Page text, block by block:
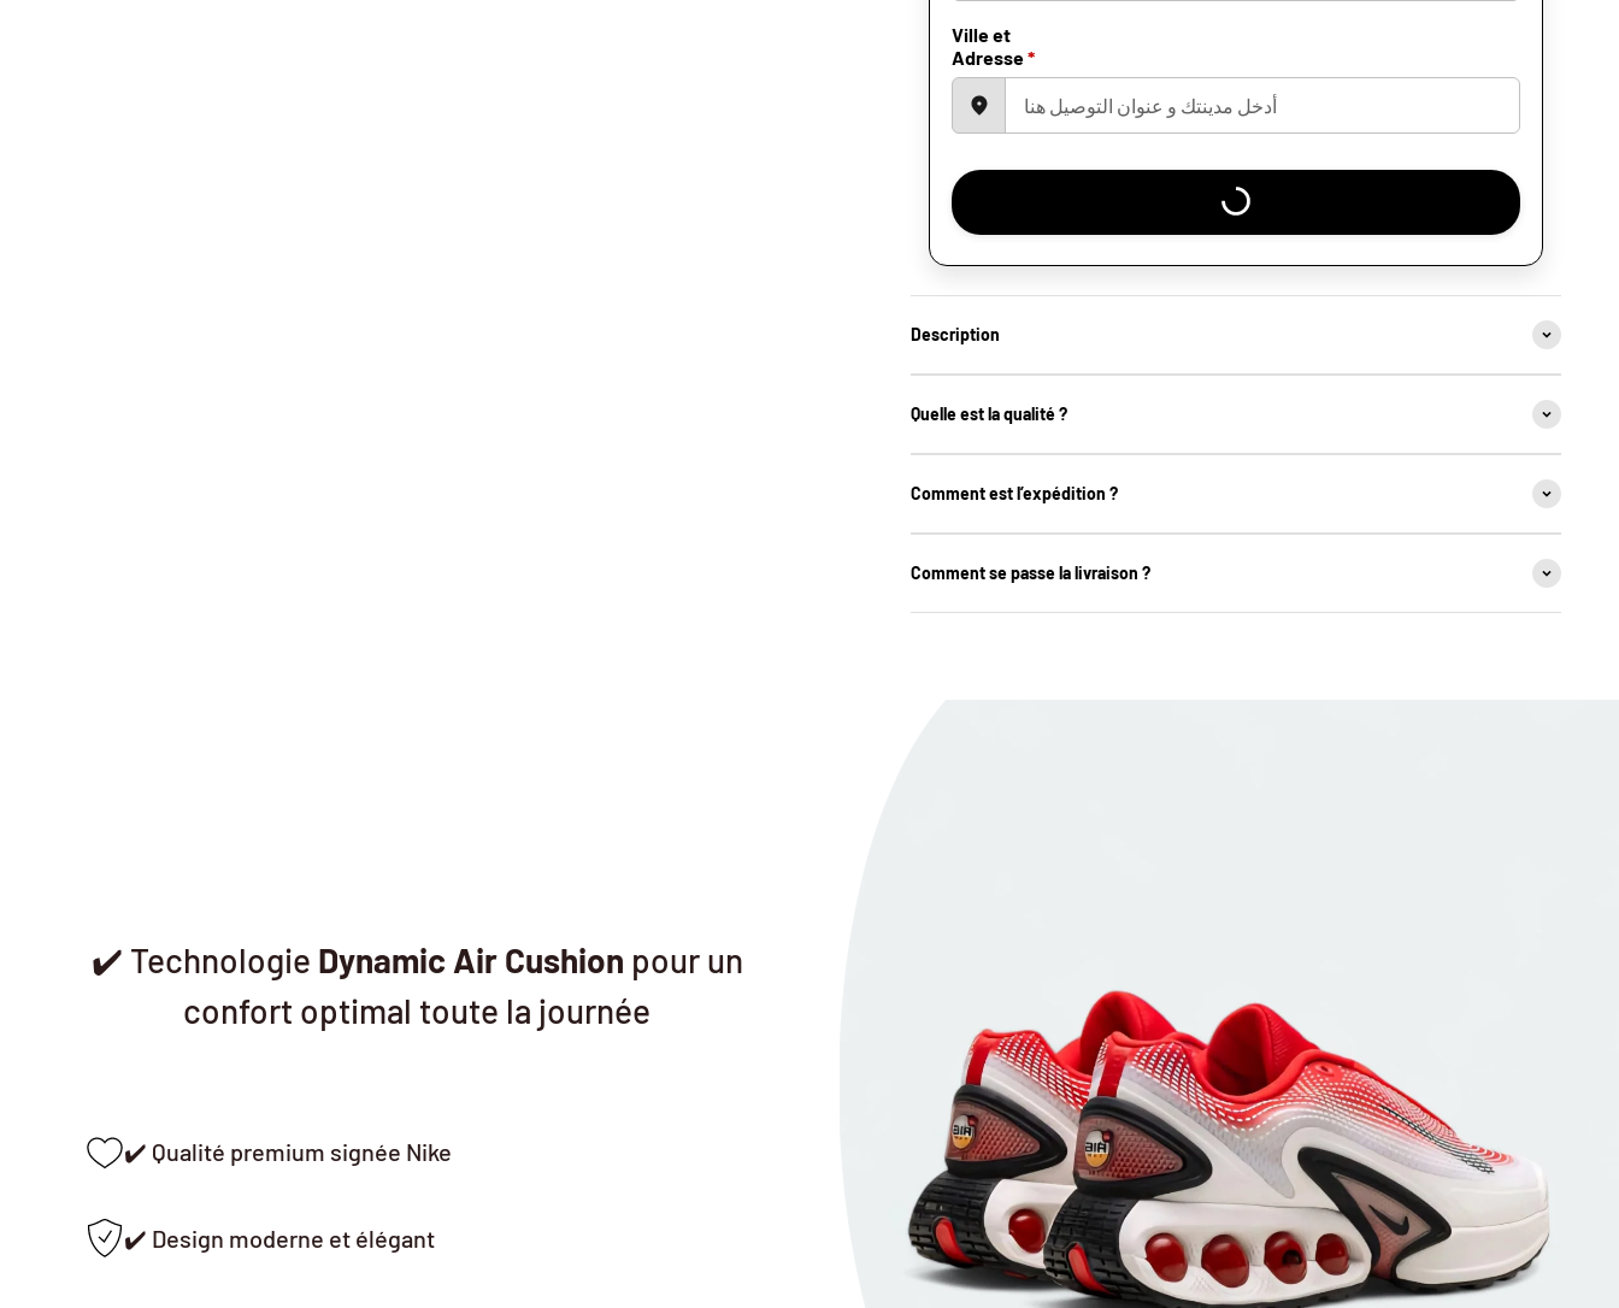
Ville et
Adresse*
Description
Quelle est la qualité ?
Comment est l’expédition ?
Comment se passe la livraison ?
✔️ Technologie Dynamic Air Cushion pour un
confort optimal toute la journée
✔️ Qualité premium signée Nike
✔️ Design moderne et élégant